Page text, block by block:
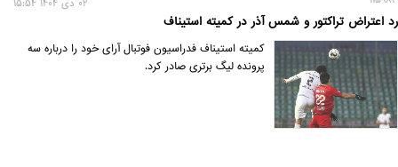
رد اعتراض تراکتور و شمس آذر در کمیته استیناف
02 دی 1404 15:54
کمیته استیناف فدراسیون فوتبال آرای خود را درباره سه
پرونده لیگ برتری صادر کرد.